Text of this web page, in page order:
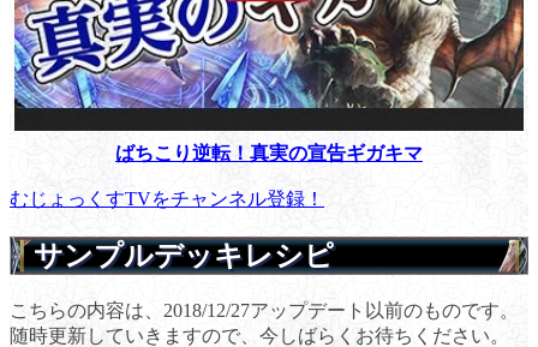
ばちこり逆転！真実の宣告ギガキマ
むじょっくすTVをチャンネル登録！
サンプルデッキレシピ
こちらの内容は、2018/12/27アップデート以前のものです。
随時更新していきますので、今しばらくお待ちください。